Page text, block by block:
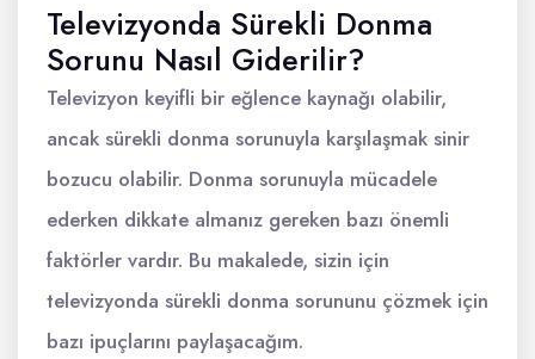
Televizyonda Sürekli Donma
Sorunu Nasıl Giderilir?
Televizyon keyifli bir eğlence kaynağı olabilir,
ancak sürekli donma sorunuyla karşılaşmak sinir
bozucu olabilir. Donma sorunuyla mücadele
ederken dikkate almanız gereken bazı önemli
faktörler vardır. Bu makalede, sizin için
televizyonda sürekli donma sorununu çözmek için
bazı ipuçlarını paylaşacağım.